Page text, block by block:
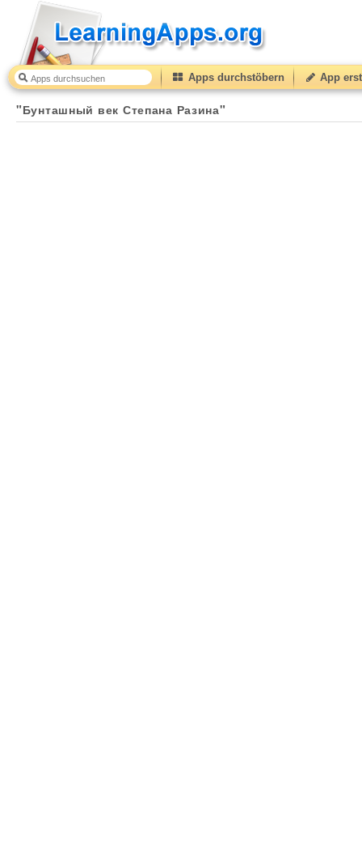
Apps durchstöbern App
"Бунташный век Степана Разина"